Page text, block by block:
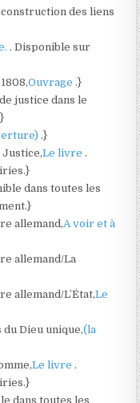
des liens
. Disponible sur
Ouvrage.}
justice dans le
.}
Justice,Le livre.
dans toutes les
allemand,A voir et à
allemand/La
allemand/L’État,Le
Dieu unique,(la
Le livre.
dans toutes les